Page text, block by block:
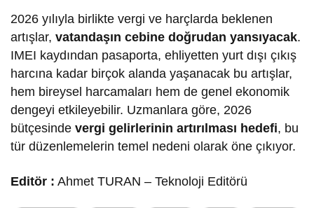
2026 yılıyla birlikte vergi ve harçlarda beklenen
artışlar,vatandaşın cebine doğrudan yansıyacak.
IMEI kaydından pasaporta, ehliyetten yurt dışı çıkış
harcına kadar birçok alanda yaşanacak bu artışlar,
hem bireysel harcamaları hem de genel ekonomik
dengeyi etkileyebilir. Uzmanlara göre, 2026
bütçesindevergi gelirlerinin artırılması hedefi, bu
tür düzenlemelerin temel nedeni olarak öne çıkıyor.
Editör : Ahmet TURAN – Teknoloji Editörü